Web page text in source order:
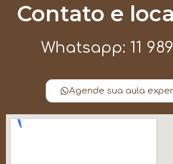
Contato e
Whatsapp: 11
Agende sua aula